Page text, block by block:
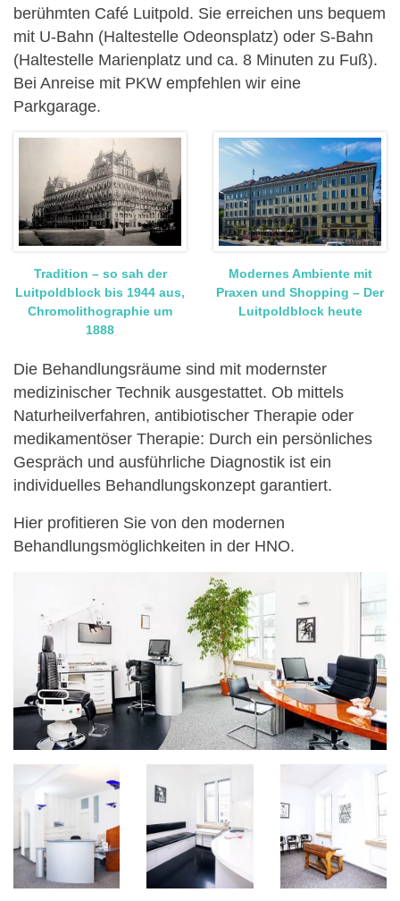
berühmten Café Luitpold. Sie erreichen uns bequem
mit U-Bahn (Haltestelle Odeonsplatz) oder S-Bahn
(Haltestelle Marienplatz und ca. 8 Minuten zu Fuß).
Bei Anreise mit PKW empfehlen wir eine
Parkgarage.
Tradition – so sah der
Luitpoldblock bis 1944 aus,
Chromolithographie um
1888
Modernes Ambiente mit
Praxen und Shopping – Der
Luitpoldblock heute
Die Behandlungsräume sind mit modernster
medizinischer Technik ausgestattet. Ob mittels
Naturheilverfahren, antibiotischer Therapie oder
medikamentöser Therapie: Durch ein persönliches
Gespräch und ausführliche Diagnostik ist ein
individuelles Behandlungskonzept garantiert.
Hier profitieren Sie von den modernen
Behandlungsmöglichkeiten in der HNO.